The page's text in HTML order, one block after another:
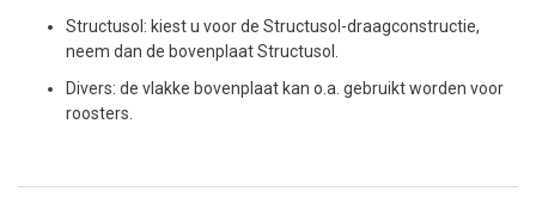
Structusol: kiest u voor de Structusol-draagconstructie,
neem dan de bovenplaat Structusol.
Divers: de vlakke bovenplaat kan o.a. gebruikt worden voor
roosters.